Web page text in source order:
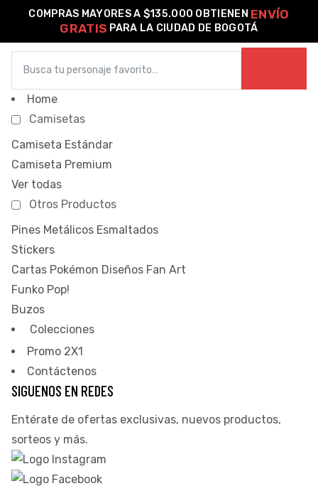
COMPRAS MAYORES A $135.000 OBTIENEN ENVÍO
GRATIS PARA LA CIUDAD DE BOGOTÁ
Home
Camisetas
Camiseta Estándar
Camiseta Premium
Ver todas
Otros Productos
Pines Metálicos Esmaltados
Stickers
Cartas Pokémon Diseños Fan Art
Funko Pop!
Buzos
Colecciones
Promo 2X1
Contáctenos
SIGUENOS EN REDES
Entérate de ofertas exclusivas, nuevos productos,
sorteos y más.
tu